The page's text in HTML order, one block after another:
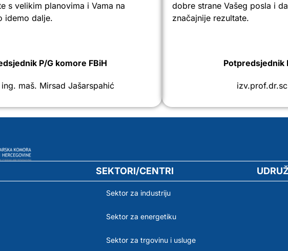
dobre strane Vašeg posla i
značajnije rezultate.
Potpredsjednik
s velikim planovima i Vama na
idemo dalje.
P/G komore FBiH
maš. Mirsad Jašarspahić
SEKTORI/CENTRI
Sektor za industriju
Sektor za energetiku
Sektor za trgovinu i usluge